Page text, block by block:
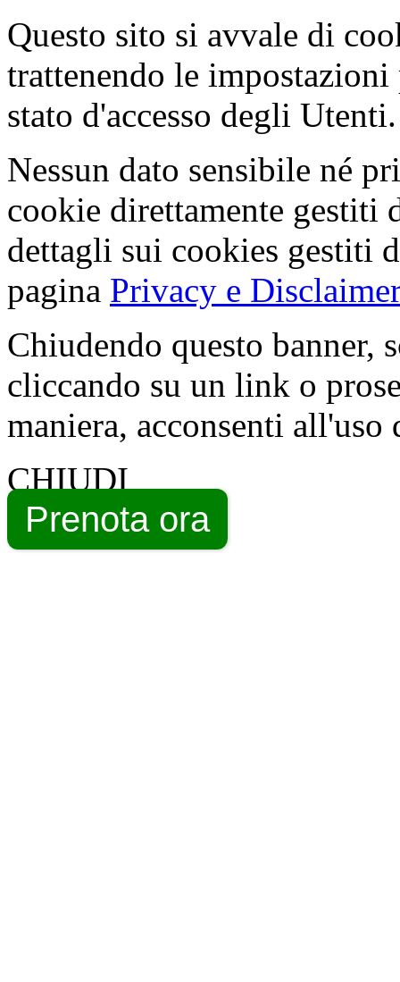
Questo sito si avvale di
trattenendo le
stato d'accesso degli Utenti.
Nessun dato sensibile né
cookie direttamente gestiti
dettagli sui cookies gestiti
pagina Privacy e Disclaimer
Chiudendo questo banner,
cliccando su un link o
maniera, acconsenti all'uso
CHIUDI
Prenota ora